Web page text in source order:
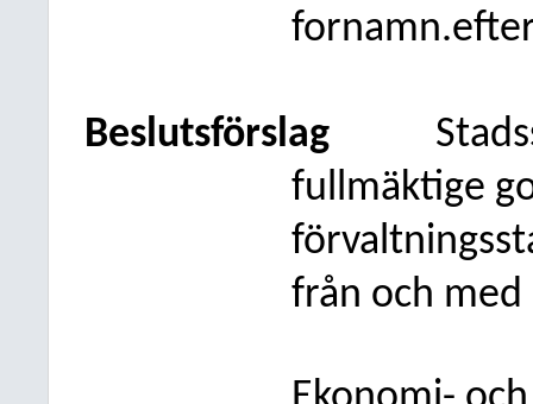
Beslutsförslag
fullmäktige
från och med